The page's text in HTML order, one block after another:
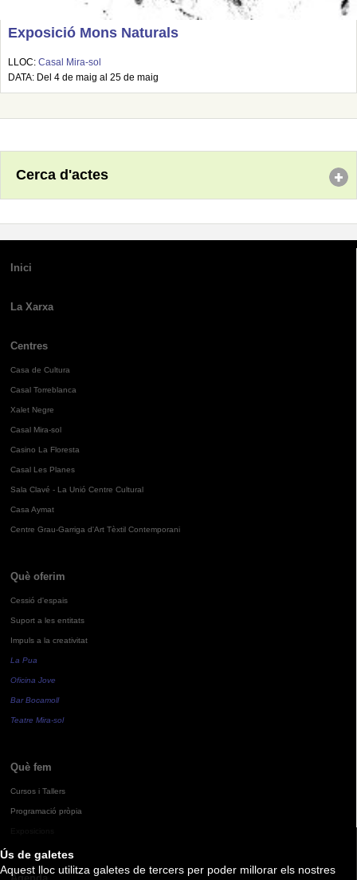
Ús de galetes
Aquest lloc utilitza galetes de tercers per poder millorar els nostres
Exposició Mons Naturals
LLOC: Casal Mira-sol
DATA: Del 4 de maig al 25 de maig
Cerca d'actes
Inici
La Xarxa
Centres
Casa de Cultura
Casal Torreblanca
Xalet Negre
Casal Mira-sol
Casino La Floresta
Casal Les Planes
Sala Clavé - La Unió Centre Cultural
Casa Aymat
Centre Grau-Garriga d'Art Tèxtil Contemporani
Què oferim
Cessió d'espais
Suport a les entitats
Impuls a la creativitat
La Pua
Oficina Jove
Bar Bocamoll
Teatre Mira-sol
Què fem
Cursos i Tallers
Programació pròpia